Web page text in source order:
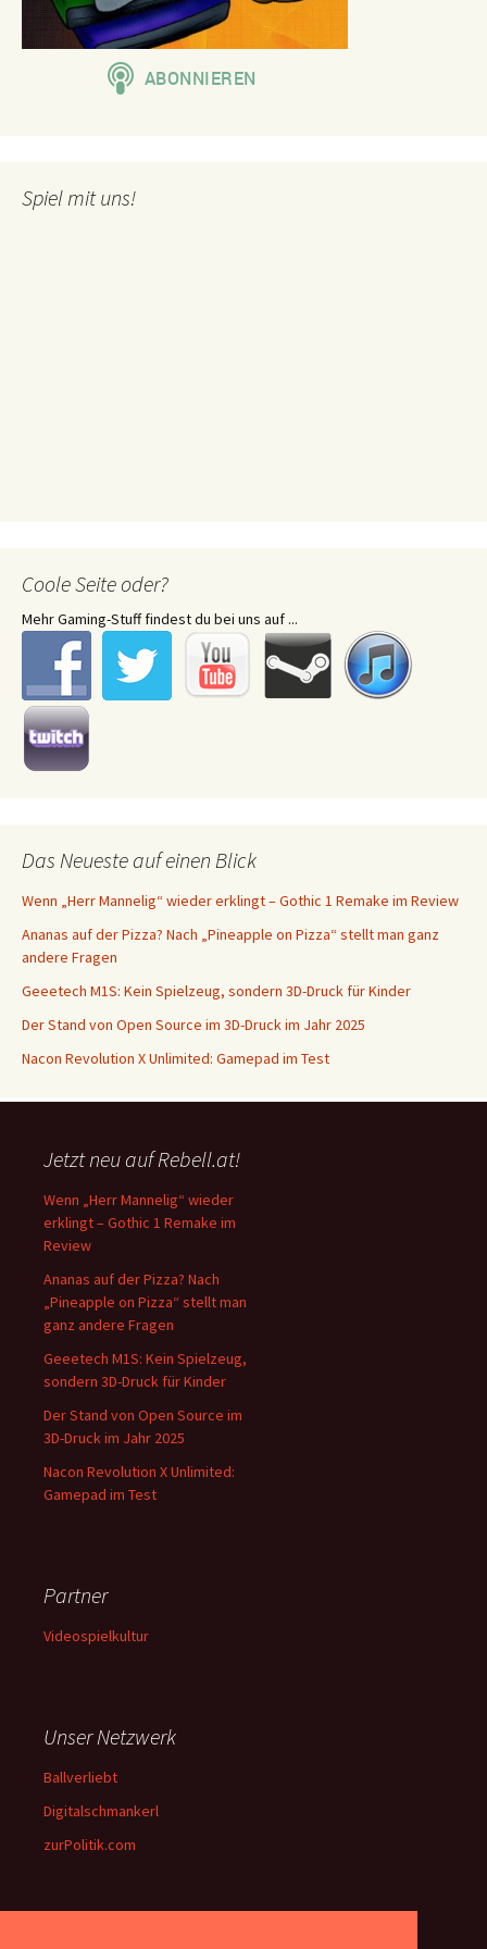
Spiel mit uns!
Coole Seite oder?
Mehr Gaming-Stuff findest du bei uns auf ...
Das Neueste auf einen Blick
Wenn „Herr Mannelig“ wieder erklingt – Gothic 1 Remake im Review
Ananas auf der Pizza? Nach „Pineapple on Pizza“ stellt man ganz
andere Fragen
Geeetech M1S: Kein Spielzeug, sondern 3D-Druck für Kinder
Der Stand von Open Source im 3D-Druck im Jahr 2025
Nacon Revolution X Unlimited: Gamepad im Test
Jetzt neu auf Rebell.at!
Wenn „Herr Mannelig“ wieder
erklingt – Gothic 1 Remake im
Review
Ananas auf der Pizza? Nach
„Pineapple on Pizza“ stellt man
ganz andere Fragen
Geeetech M1S: Kein Spielzeug,
sondern 3D-Druck für Kinder
Der Stand von Open Source im
3D-Druck im Jahr 2025
Nacon Revolution X Unlimited:
Gamepad im Test
Partner
Videospielkultur
Unser Netzwerk
Ballverliebt
Digitalschmankerl
zurPolitik.com